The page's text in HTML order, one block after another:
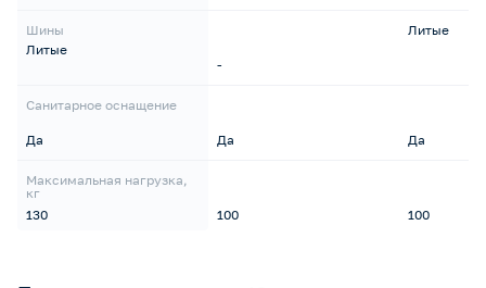
Шины
Литые
Санитарное оснащение
Да
Максимальная нагрузка,
кг
130
-
Да
100
Литые
Да
100